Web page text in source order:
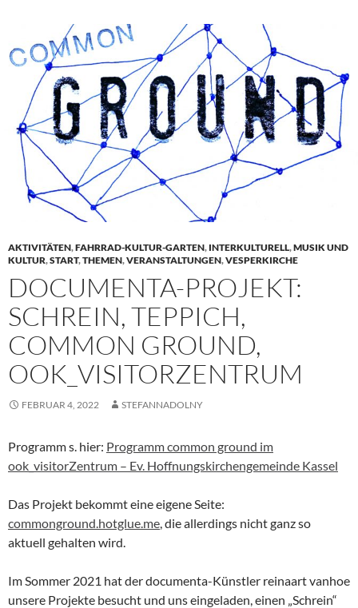
AKTIVITÄTEN,FAHRRAD-KULTUR-GARTEN, INTERKULTURELL,MUSIK UND
KULTUR,START,THEMEN,VERANSTALTUNGEN,VESPERKIRCHE
DOCUMENTA-PROJEKT:
SCHREIN, TEPPICH,
COMMON GROUND,
OOK_VISITORZENTRUM
FEBRUAR 4, 2022 STEFANNADOLNY
Programm s. hier: Programm common ground im
ook_visitorZentrum – Ev. Hoffnungskirchengemeinde Kassel
Das Projekt bekommt eine eigene Seite:
commonground.hotglue.me , die allerdings nicht ganz so
aktuell gehalten wird.
Im Sommer 2021 hat der documenta-Künstler reinaart vanhoe
unsere Projekte besucht und uns eingeladen, einen „Schrein“